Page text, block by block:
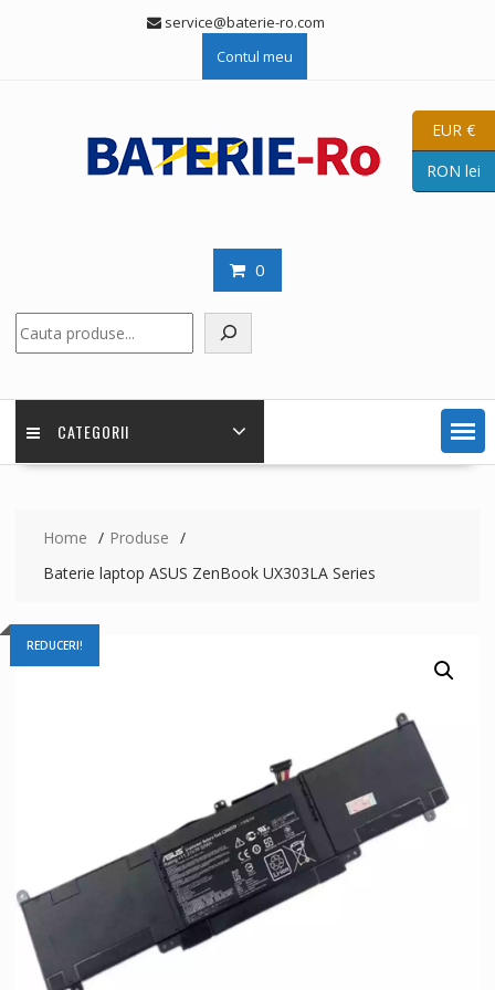
service@baterie-ro.com
Contul meu
0
CATEGORII
Home
Produse
Baterie laptop ASUS ZenBook UX303LA Series
REDUCERI!
EUR €
RON lei